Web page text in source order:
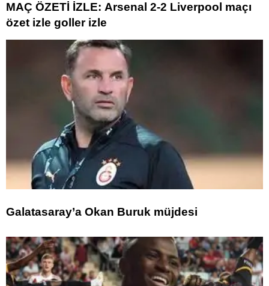
MAÇ ÖZETİ İZLE: Arsenal 2-2 Liverpool maçı
özet izle goller izle
Galatasaray’a Okan Buruk müjdesi